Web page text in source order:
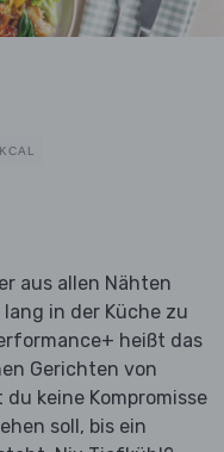
aus allen Nähten
in der Küche zu
heißt das
Gerichten von
du keine Kompromisse
soll, bis ein